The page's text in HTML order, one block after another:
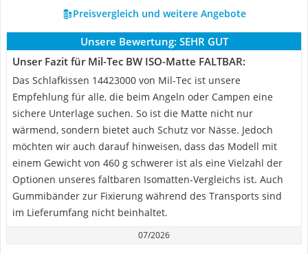
Preisvergleich und weitere Angebote
Unsere Bewertung: SEHR GUT
Unser Fazit für Mil-Tec BW ISO-Matte FALTBAR:
Das Schlafkissen 14423000 von Mil-Tec ist unsere
Empfehlung für alle, die beim Angeln oder Campen eine
sichere Unterlage suchen. So ist die Matte nicht nur
wärmend, sondern bietet auch Schutz vor Nässe. Jedoch
möchten wir auch darauf hinweisen, dass das Modell mit
einem Gewicht von 460 g schwerer ist als eine Vielzahl der
Optionen unseres faltbaren Isomatten-Vergleichs ist. Auch
Gummibänder zur Fixierung während des Transports sind
im Lieferumfang nicht beinhaltet.
07/2026